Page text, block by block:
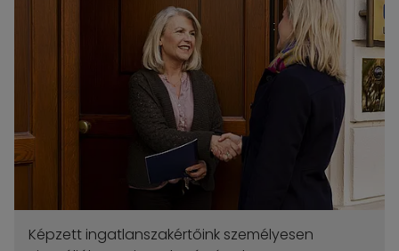
Képzett ingatlanszakértőink személyesen